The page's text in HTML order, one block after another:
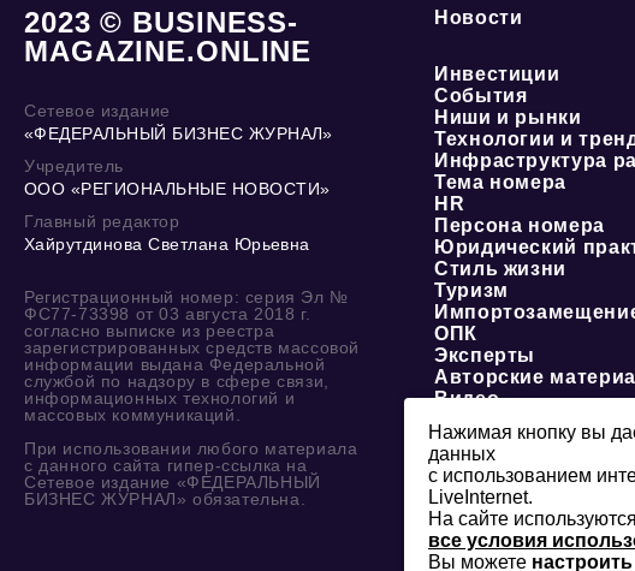
2023 © BUSINESS-
MAGAZINE.ONLINE
Сетевое издание
«ФЕДЕРАЛЬНЫЙ БИЗНЕС ЖУРНАЛ»
Учредитель
ООО «РЕГИОНАЛЬНЫЕ НОВОСТИ»
Главный редактор
Хайрутдинова Светлана Юрьевна
Регистрационный номер: серия Эл №
ФС77-73398 от 03 августа 2018 г.
согласно выписке из реестра
зарегистрированных средств массовой
информации выдана Федеральной
службой по надзору в сфере связи,
информационных технологий и
массовых коммуникаций.
При использовании любого материала
с данного сайта гипер-ссылка на
Сетевое издание «ФЕДЕРАЛЬНЫЙ
БИЗНЕС ЖУРНАЛ» обязательна.
Новости
Инвестиции
События
Ниши и рынки
Технологии и
Инфраструктура
Тема номера
HR
Персона номера
Юридический
Стиль жизни
Туризм
ОПК
Эксперты
Авторские
Видео
Нажимая кнопку вы
данных
с использованием
LiveInternet.
На сайте
все условия
Вы можете настроить